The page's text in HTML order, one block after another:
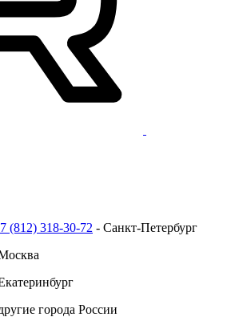
(812) 318-30-72 - Санкт-Петербург
города России